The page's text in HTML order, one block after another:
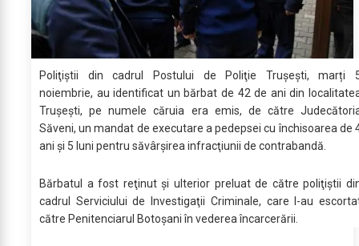
Poliţiştii din cadrul Postului de Poliţie Truşeşti, marți
noiembrie, au identificat un bărbat de 42 de ani din
Truşeşti, pe numele căruia era emis, de către
Săveni, un mandat de executare a pedepsei cu închisoarea de
ani şi 5 luni pentru săvârşirea infracţiunii de contrabandă.
Bărbatul a fost reţinut şi ulterior preluat de către poliţiştii
cadrul Serviciului de Investigaţii Criminale, care l-au
către Penitenciarul Botoşani în vederea încarcerării.